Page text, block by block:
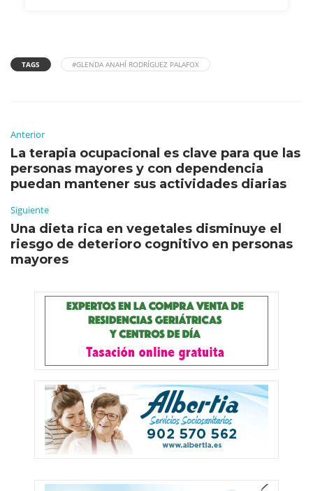
TAGS #GLENDA ANAHÍ RODRÍGUEZ PALAFOX
Anterior
La terapia ocupacional es clave para que las
personas mayores y con dependencia
puedan mantener sus actividades diarias
Siguiente
Una dieta rica en vegetales disminuye el
riesgo de deterioro cognitivo en personas
mayores